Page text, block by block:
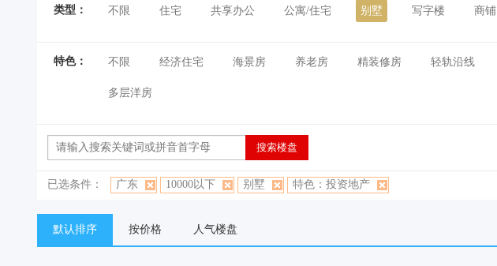
类型： 不限 住宅 共享办公 公寓/住宅 别墅 写字楼 商铺
特色： 不限 经济住宅 海景房 养老房 精装修房 轻轨沿线
多层洋房
已选条件： 广东 10000以下 别墅 特色：投资地产
默认排序 按价格 人气楼盘